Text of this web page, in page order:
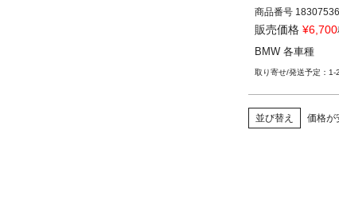
商品番号
18307536426_HJS
販売価格 ¥6,700
BMW 各車種
1-
並び替え 価格が